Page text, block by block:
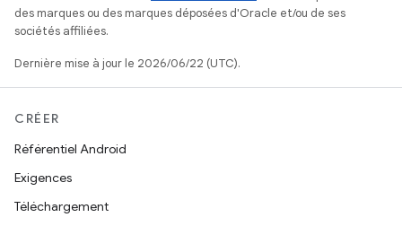
des marques ou des marques déposées d'Oracle et/ou de ses
sociétés affiliées.
Dernière mise à jour le 2026/06/22 (UTC).
CRÉER
Référentiel Android
Exigences
Téléchargement